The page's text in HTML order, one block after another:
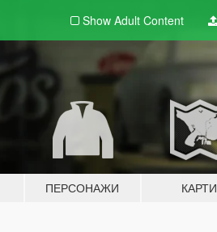
Show Adult Content
ПЕРСОНАЖИ КАРТИ